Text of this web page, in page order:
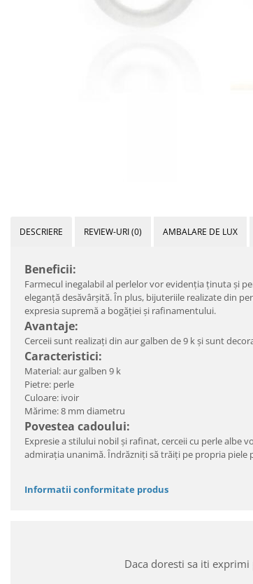
DESCRIERE REVIEW-URI(0) AMBALARE DE LUX
Beneficii:
Farmecul inegalabil al perlelor vor evidenţia ţinuta şi
eleganţă desăvârşită. În plus, bijuteriile realizate din
expresia supremă a bogăției și rafinamentului.
Avantaje:
Cerceii sunt realizați din aur galben de 9 k și sunt
Caracteristici:
Material: aur galben 9 k
Pietre: perle
Culoare: ivoir
Mărime: 8 mm diametru
Povestea cadoului:
Expresie a stilului nobil şi rafinat, cerceii cu perle
admirația unanimă. Îndrăzniți să trăiți pe propria piele
Informatii conformitate produs
Daca doresti sa iti